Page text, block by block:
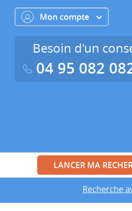
Recherche
Mon compte
Besoin d'un
04 95 082